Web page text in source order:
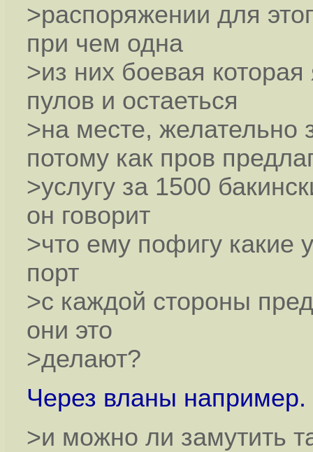
>распоряжении для
при чем одна
>из них боевая
пулов и остаеться
>на месте, желательно
потому как пров
>услугу за 1500
он говорит
>что ему пофигу какие
порт
>с каждой стороны
они это
>делают?
Через вланы например.
>и можно ли замутить